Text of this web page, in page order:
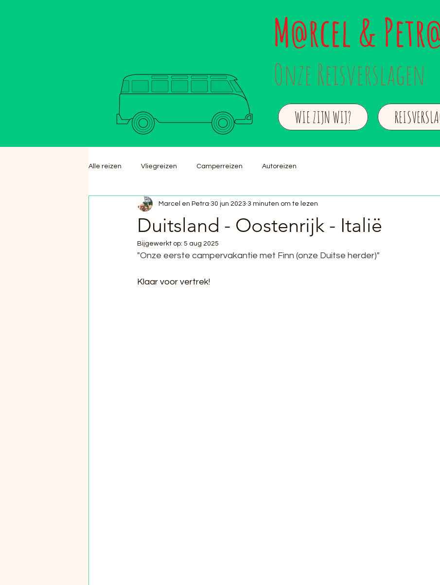
M@rcel & Petr
Onze Reisverslagen
WIE ZIJN WIJ?
Alle reizen Vliegreizen Camperreizen Autoreizen
Duitsland - Oostenrijk - Italië
Marcel en Petra 30 jun 2023 3 minuten om te lezen
Bijgewerkt op: 5 aug 2025
"Onze eerste campervakantie met Finn (onze Duitse herder)"
Klaar voor vertrek!